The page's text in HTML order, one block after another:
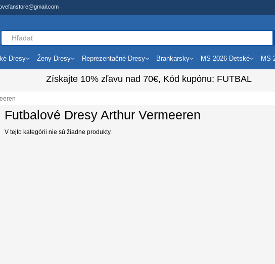
Dresy Ženy Dresy Reprezentačné Dresy Brankarsky MS 2026 Detské MS
Získajte 10%zľavu nad 70€, Kód kupónu: FUTBAL
Futbalové Dresy Arthur Vermeeren
V tejto kategórii nie sú žiadne produkty.